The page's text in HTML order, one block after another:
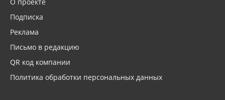
Подписка
Реклама
Письмо в редакцию
QR код компании
Политика обработки персональных данных